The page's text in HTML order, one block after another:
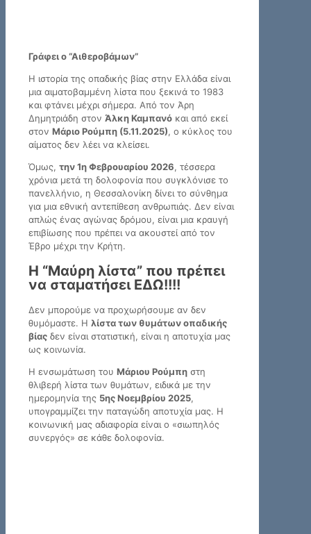
Γράφει ο “Αιθεροβάμων”
Η ιστορία της οπαδικής βίας στην Ελλάδα είναι
μια αιματοβαμμένη λίστα που ξεκινά το 1983
και φτάνει μέχρι σήμερα. Από τον Άρη
Δημητριάδη στον Άλκη Καμπανό και από εκεί
στον Μάριο Ρούμπη (5.11.2025), ο κύκλος του
αίματος δεν λέει να κλείσει.
Όμως, την 1η Φεβρουαρίου 2026, τέσσερα
χρόνια μετά τη δολοφονία που συγκλόνισε το
πανελλήνιο, η Θεσσαλονίκη δίνει το σύνθημα
για μια εθνική αντεπίθεση ανθρωπιάς. Δεν είναι
απλώς ένας αγώνας δρόμου, είναι μια κραυγή
επιβίωσης που πρέπει να ακουστεί από τον
Έβρο μέχρι την Κρήτη.
Η “Μαύρη λίστα” που πρέπει
να σταματήσει ΕΔΩ!!!!
Δεν μπορούμε να προχωρήσουμε αν δεν
θυμόμαστε. Η λίστα των θυμάτων οπαδικής
βίας δεν είναι στατιστική, είναι η αποτυχία μας
ως κοινωνία.
Η ενσωμάτωση του Μάριου Ρούμπη στη
θλιβερή λίστα των θυμάτων, ειδικά με την
ημερομηνία της 5ης Νοεμβρίου 2025,
υπογραμμίζει την παταγώδη αποτυχία μας. Η
κοινωνική μας αδιαφορία είναι ο «σιωπηλός
συνεργός» σε κάθε δολοφονία.